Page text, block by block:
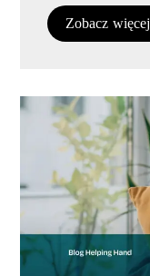
Zobacz więcej